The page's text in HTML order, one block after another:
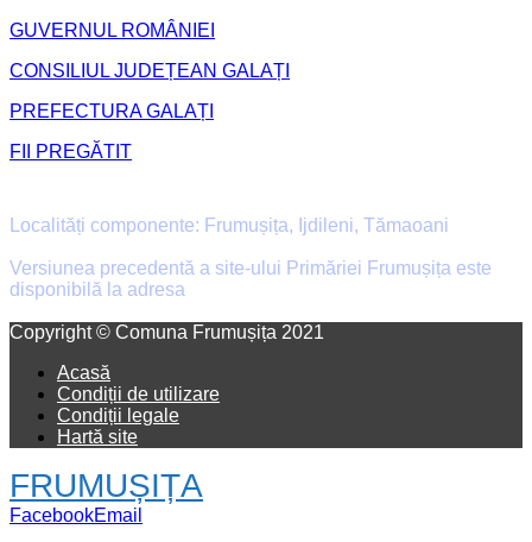
GUVERNUL ROMÂNIEI
CONSILIUL JUDEȚEAN GALAȚI
PREFECTURA GALAȚI
FII PREGĂTIT
Localități componente: Frumușița, Ijdileni, Tămaoani
Versiunea precedentă a site-ului Primăriei Frumușița este
disponibilă la adresa
Copyright © Comuna Frumușița 2021
Acasă
Condiții de utilizare
Condiții legale
Hartă site
FRUMUȘIȚA
FacebookEmail